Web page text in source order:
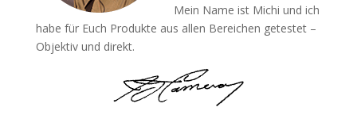
Mein Name ist Michi und ich
habe für Euch Produkte aus allen Bereichen getestet –
Objektiv und direkt.